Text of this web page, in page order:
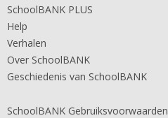
SchoolBANK PLUS
Help
Verhalen
Over SchoolBANK
Geschiedenis van SchoolBANK
SchoolBANK Gebruiksvoorwaarden